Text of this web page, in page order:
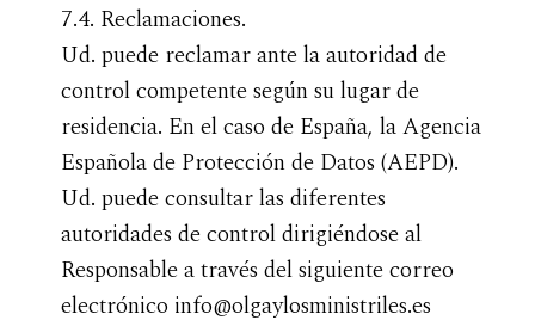
7.4. Reclamaciones.
Ud. puede reclamar ante la autoridad de
control competente según su lugar de
residencia. En el caso de España, la Agencia
Española de Protección de Datos (AEPD).
Ud. puede consultar las diferentes
autoridades de control dirigiéndose al
Responsable a través del siguiente correo
electrónico info@olgaylosministriles.es